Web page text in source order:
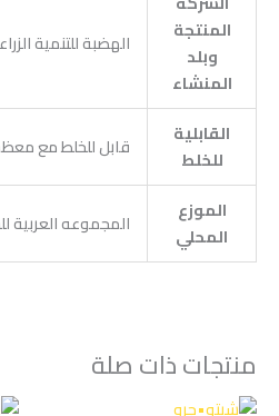
المنتجة
وبلد
المنشاء
الهضبة للتنمية
القابلية
للخلط
قابل للخلط مع
الموزع
المحلي
المجموعه العربية
منتجات ذات صلة